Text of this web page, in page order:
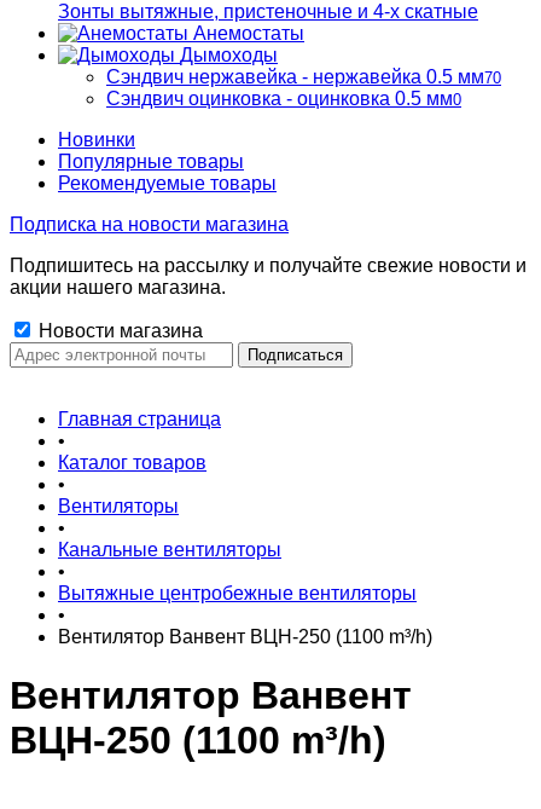
Зонты вытяжные, пристеночные и 4-х скатные
Анемостаты
Дымоходы
Сэндвич нержавейка - нержавейка 0.5 мм70
Сэндвич оцинковка - оцинковка 0.5 мм0
Новинки
Популярные товары
Рекомендуемые товары
Подписка на новости магазина
Подпишитесь на рассылку и получайте свежие новости и
акции нашего магазина.
Новости магазина
Главная страница
•
Каталог товаров
•
Вентиляторы
•
Канальные вентиляторы
•
Вытяжные центробежные вентиляторы
•
Вентилятор Ванвент ВЦН-250 (1100 m³/h)
Вентилятор Ванвент
ВЦН-250 (1100 m³/h)